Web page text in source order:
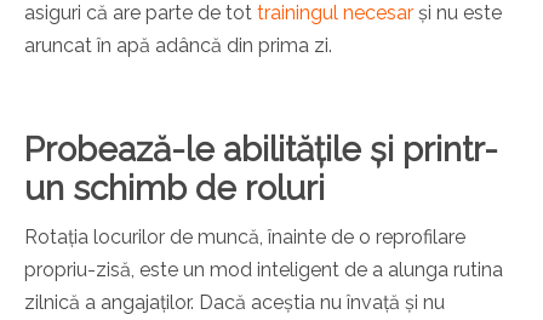
asiguri că are parte de tot trainingul necesar și nu este
aruncat în apă adâncă din prima zi.
Probează-le abilitățile și printr-
un schimb de roluri
Rotația locurilor de muncă, înainte de o reprofilare
propriu-zisă, este un mod inteligent de a alunga rutina
zilnică a angajaților. Dacă aceștia nu învață și nu